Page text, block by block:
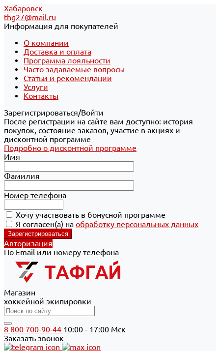
Хабаровск
thg27@mail.ru
Информация для покупателей
О компании
Доставка и оплата
Программа лояльности
Часто задаваемые вопросы
Статьи и рекомендации
Услуги
Контакты
Зарегистрироваться/Войти
После регистрации на сайте вам доступно: история
покупок, состояние заказов, участие в акциях и
дисконтной программе
Подробно о дисконтной программе
Имя
Фамилия
Номер телефона
Хочу участвовать в бонусной программе
Я согласен(а) на обработку персональных данных
Авторизация
По Email или номеру телефона
Магазин
хоккейной экипировки
8 800 700-90-44 10:00 - 17:00 Мск
Заказать звонок